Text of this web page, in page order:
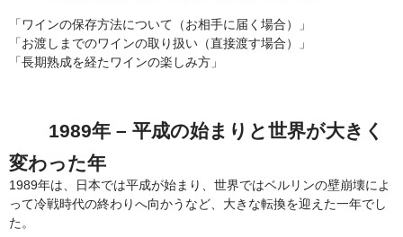
「ワインの保存方法について（お相手に届く場合）」
「お渡しまでのワインの取り扱い（直接渡す場合）」
「長期熟成を経たワインの楽しみ方」
1989年 – 平成の始まりと世界が大きく
変わった年
1989年は、日本では平成が始まり、世界ではベルリンの壁崩壊によ
って冷戦時代の終わりへ向かうなど、大きな転換を迎えた一年でし
た。